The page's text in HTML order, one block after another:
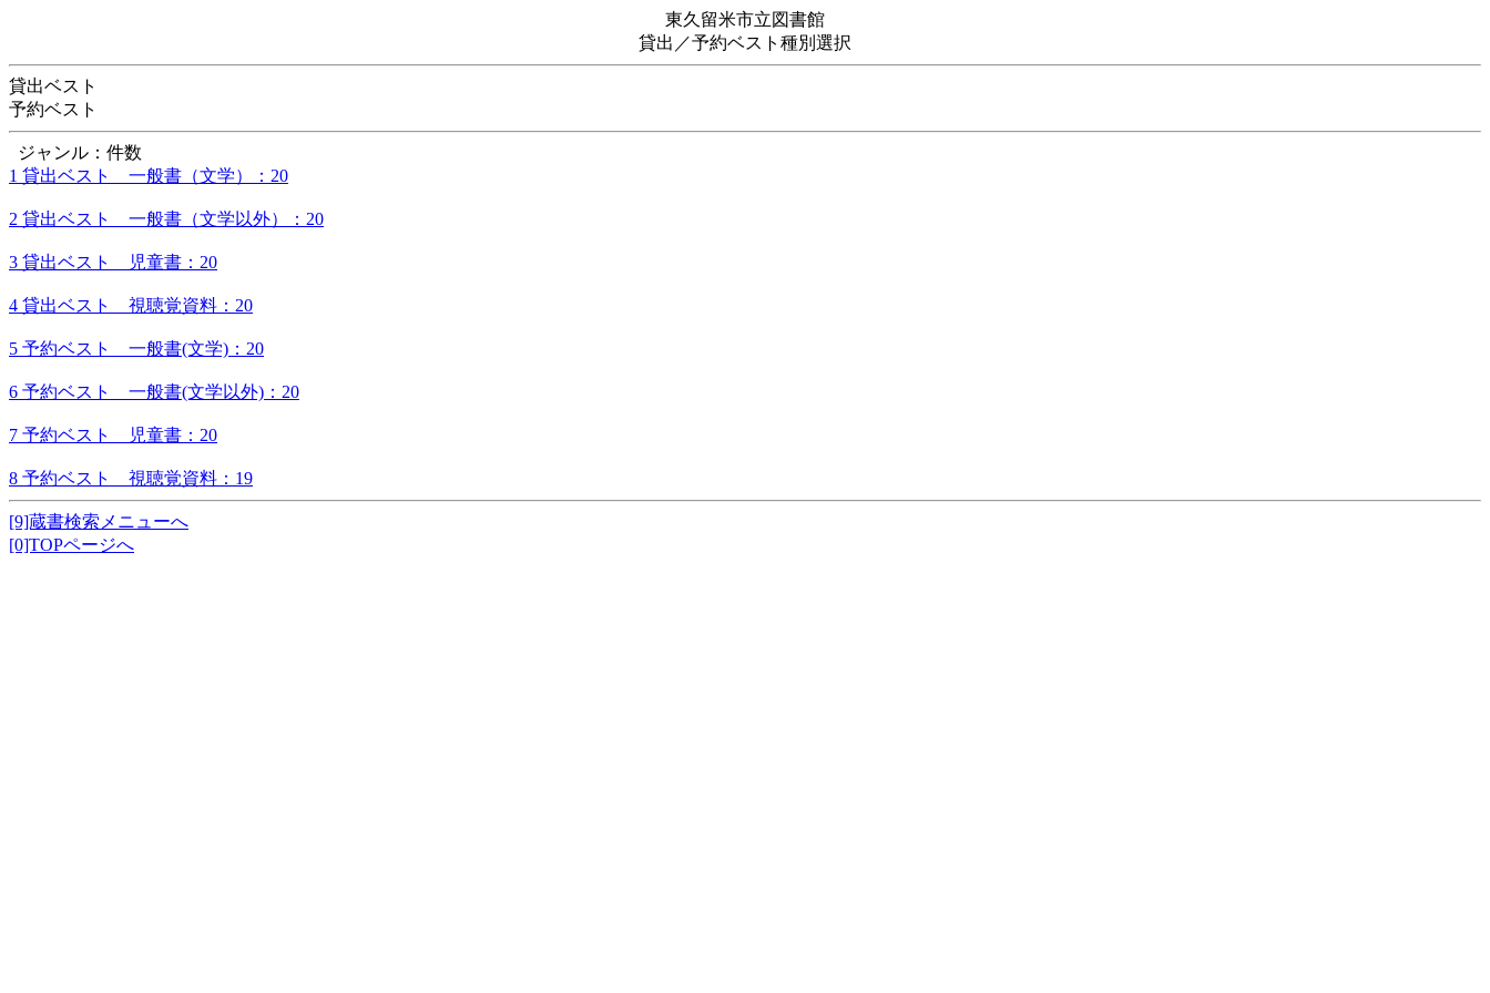
東久留米市立図書館
貸出／予約ベスト種別選択
貸出ベスト
予約ベスト
ジャンル：件数
1 貸出ベスト 一般書（文学）：20
2 貸出ベスト 一般書（文学以外）：20
3 貸出ベスト 児童書：20
4 貸出ベスト 視聴覚資料：20
5 予約ベスト 一般書(文学)：20
6 予約ベスト 一般書(文学以外)：20
7 予約ベスト 児童書：20
8 予約ベスト 視聴覚資料：19
[9]蔵書検索メニューへ
[0]TOPページへ